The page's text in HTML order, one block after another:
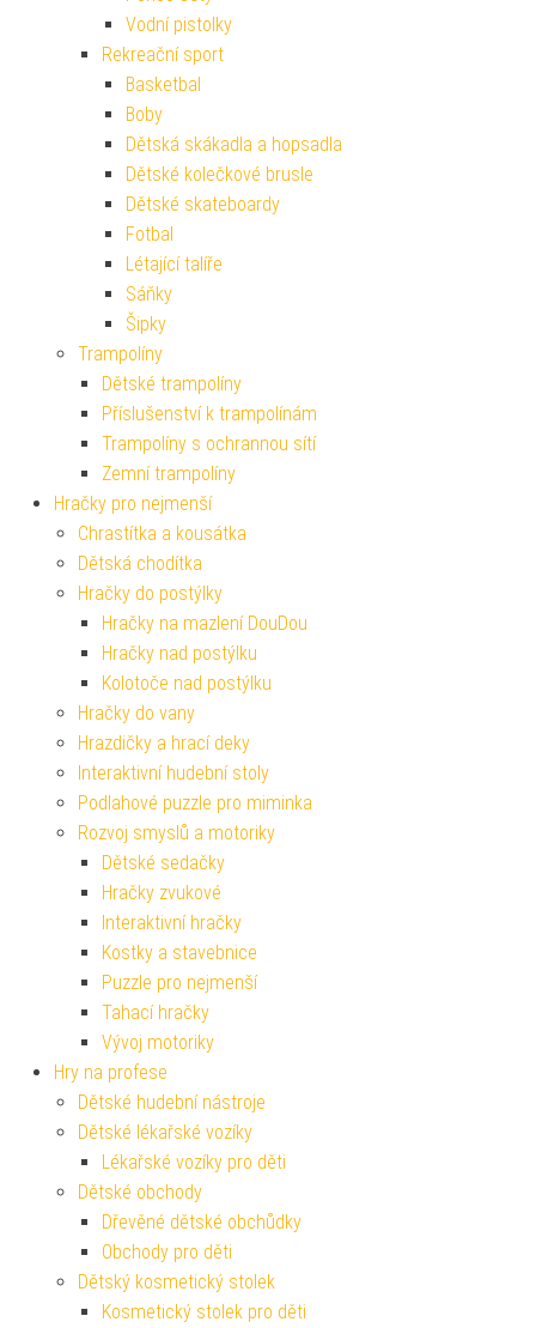
Vodní pistolky
Rekreační sport
Basketbal
Boby
Dětská skákadla a hopsadla
Dětské kolečkové brusle
Dětské skateboardy
Fotbal
Létající talíře
Sáňky
Šipky
Trampolíny
Dětské trampolíny
Příslušenství k trampolínám
Trampolíny s ochrannou sítí
Zemní trampolíny
Hračky pro nejmenší
Chrastítka a kousátka
Dětská chodítka
Hračky do postýlky
Hračky na mazlení DouDou
Hračky nad postýlku
Kolotoče nad postýlku
Hračky do vany
Hrazdičky a hrací deky
Interaktivní hudební stoly
Podlahové puzzle pro miminka
Rozvoj smyslů a motoriky
Dětské sedačky
Hračky zvukové
Interaktivní hračky
Kostky a stavebnice
Puzzle pro nejmenší
Tahací hračky
Vývoj motoriky
Hry na profese
Dětské hudební nástroje
Dětské lékařské vozíky
Lékařské vozíky pro děti
Dětské obchody
Dřevěné dětské obchůdky
Obchody pro děti
Dětský kosmetický stolek
Kosmetický stolek pro děti